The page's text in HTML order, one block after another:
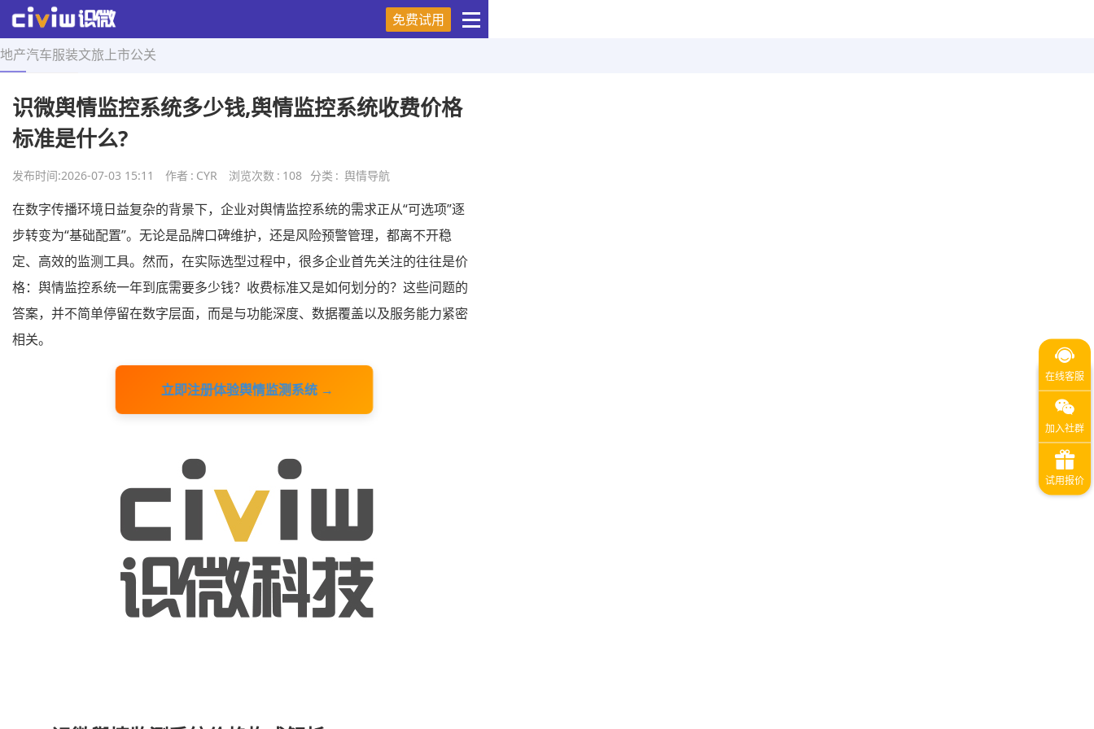
免费试用
地产汽车服装文旅 上市公关
首页 > 舆情导航 > 正文
识微舆情监控系统多少钱,舆情监控系统收费价格
标准是什么?
发布时间:2026-07-03 15:11 作者 : CYR 浏览次数 : 108 分类 : 舆情导航
在数字传播环境日益复杂的背景下，企业对舆情监控系统的需求正从“可选项”逐
步转变为“基础配置”。无论是品牌口碑维护，还是风险预警管理，都离不开稳
定、高效的监测工具。然而，在实际选型过程中，很多企业首先关注的往往是价
格：舆情监控系统一年到底需要多少钱？收费标准又是如何划分的？这些问题的
答案，并不简单停留在数字层面，而是与功能深度、数据覆盖以及服务能力紧密
相关。
立即注册体验舆情监测系统 →